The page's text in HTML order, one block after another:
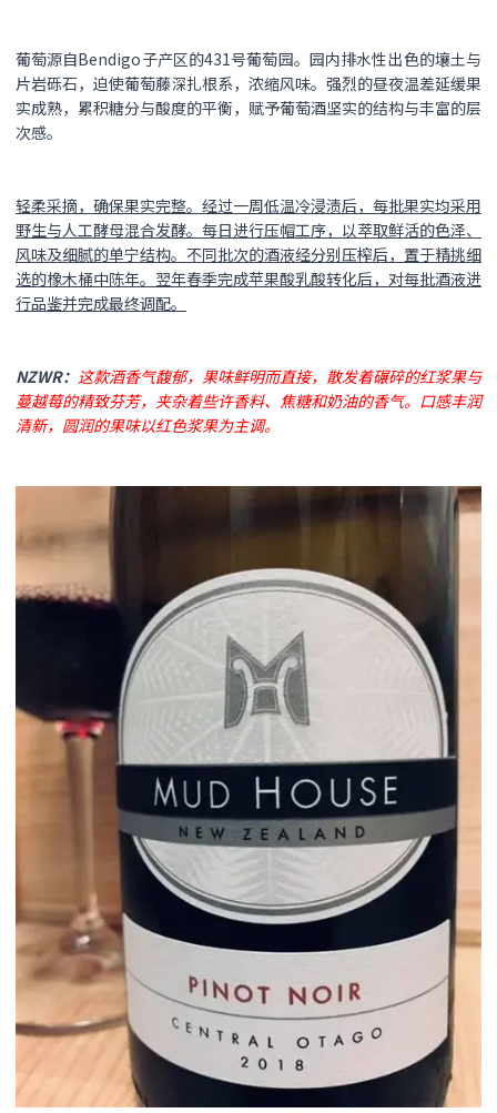
葡萄源自Bendigo子产区的431号葡萄园。园内排水性出色的壤土与
片岩砾石，迫使葡萄藤深扎根系，浓缩风味。强烈的昼夜温差延缓果
实成熟，累积糖分与酸度的平衡，赋予葡萄酒坚实的结构与丰富的层
次感。
轻柔采摘，确保果实完整。经过一周低温冷浸渍后，每批果实均采用
野生与人工酵母混合发酵。每日进行压帽工序，以萃取鲜活的色泽、
风味及细腻的单宁结构。不同批次的酒液经分别压榨后，置于精挑细
选的橡木桶中陈年。翌年春季完成苹果酸乳酸转化后，对每批酒液进
行品鉴并完成最终调配。
NZWR： 这款酒香气馥郁，果味鲜明而直接，散发着碾碎的红浆果与
蔓越莓的精致芬芳，夹杂着些许香料、焦糖和奶油的香气。口感丰润
清新，圆润的果味以红色浆果为主调。